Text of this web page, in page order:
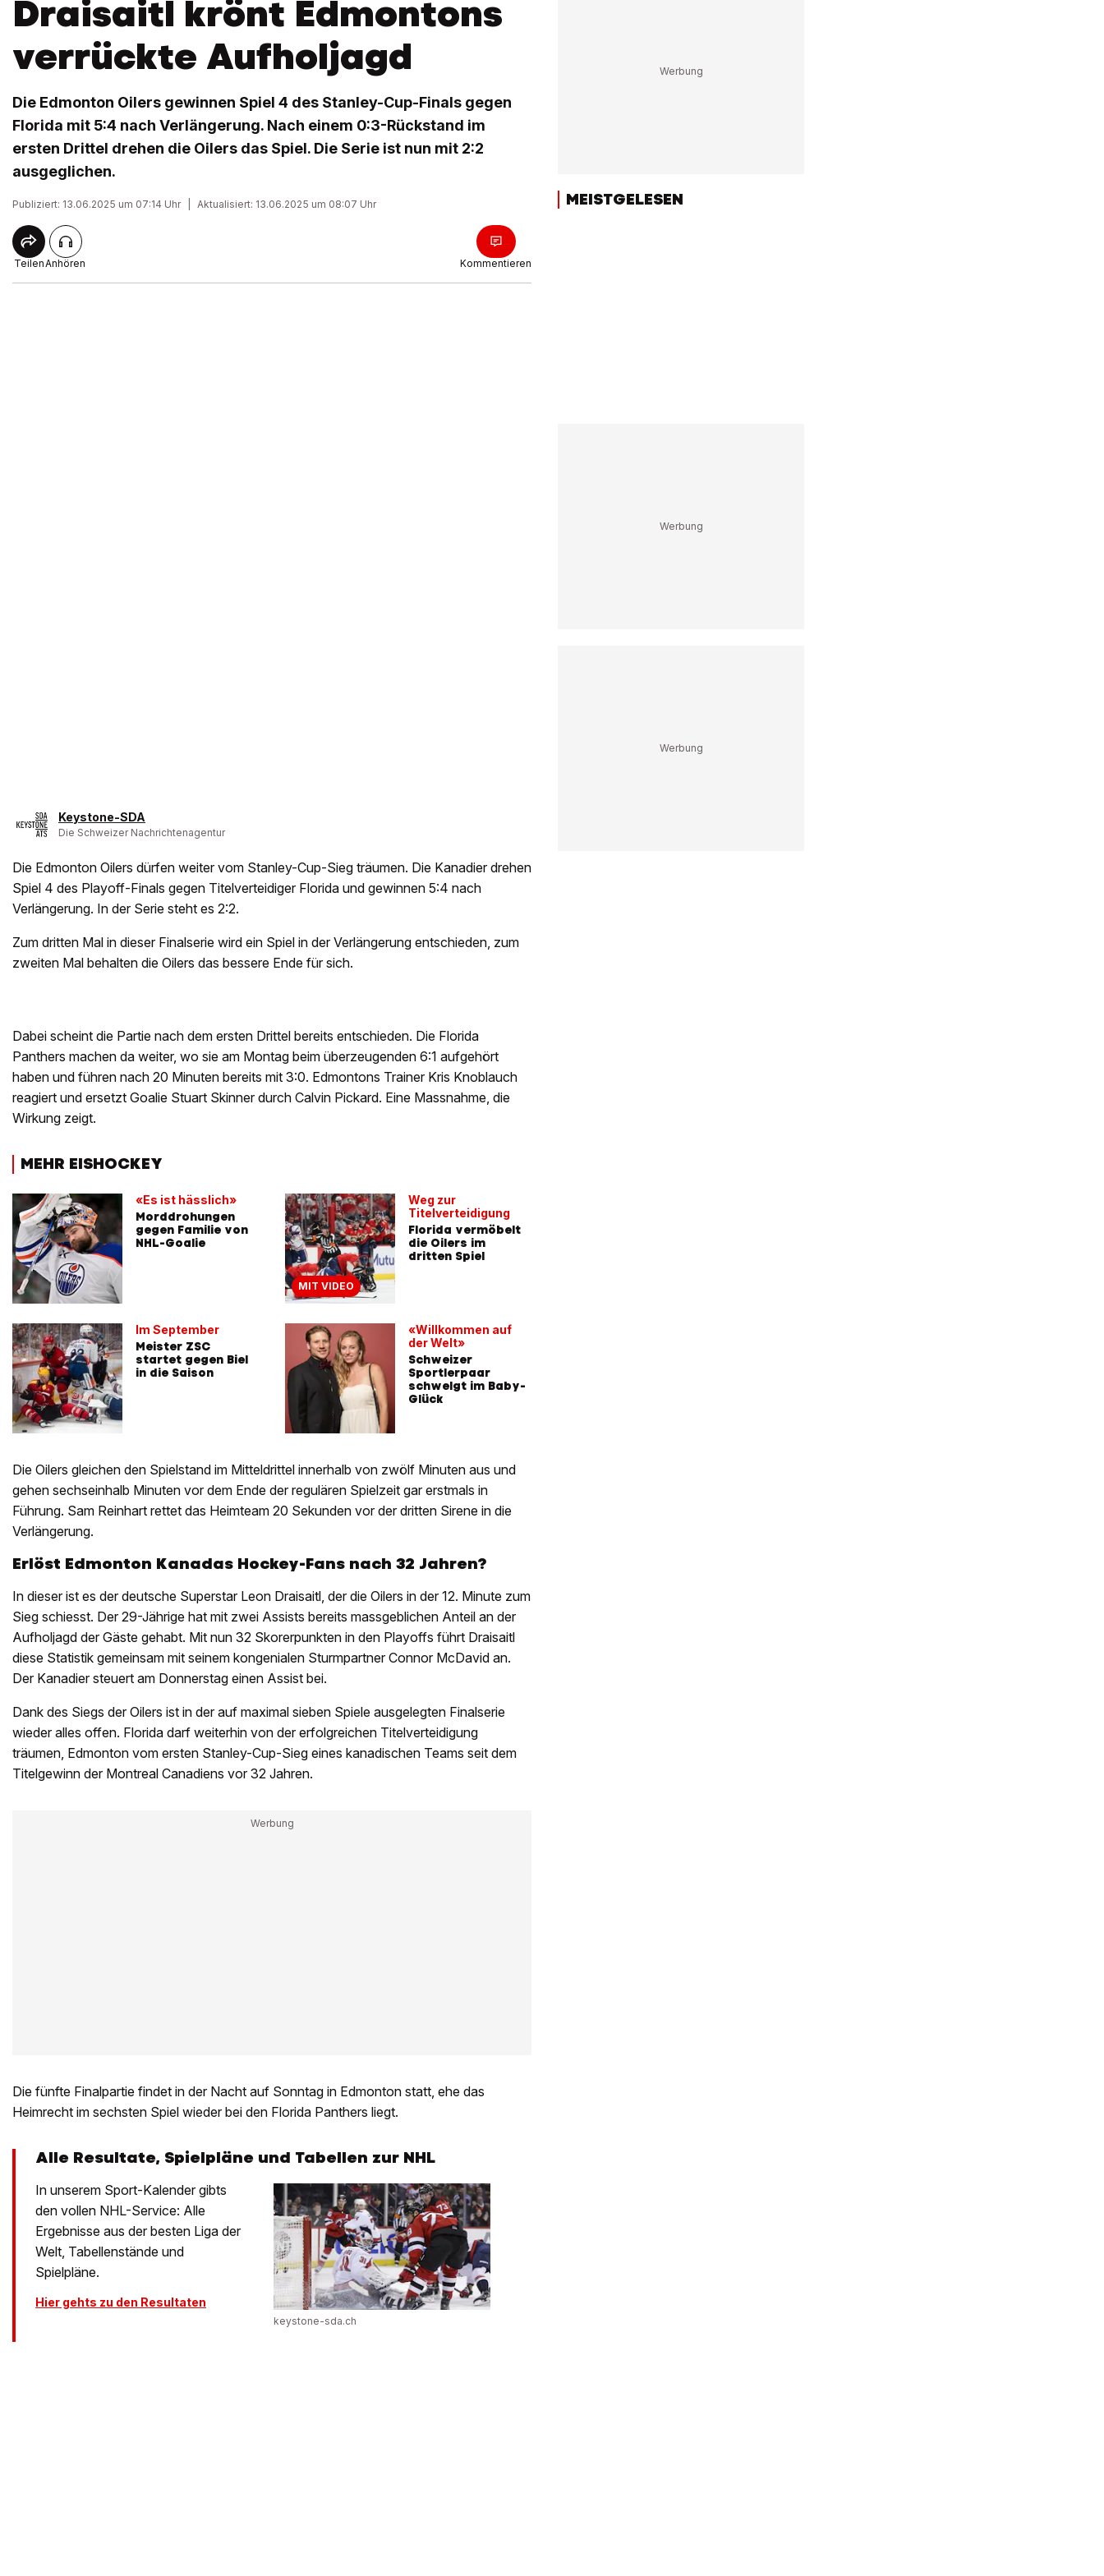
Draisaitl krönt Edmontons
verrückte Aufholjagd
Die Edmonton Oilers gewinnen Spiel 4 des Stanley-Cup-Finals gegen
Florida mit 5:4 nach Verlängerung. Nach einem 0:3-Rückstand im
ersten Drittel drehen die Oilers das Spiel. Die Serie ist nun mit 2:2
ausgeglichen.
Publiziert: 13.06.2025 um 07:14 Uhr Aktualisiert: 13.06.2025 um 08:07 Uhr
TeilenAnhören Kommentieren
Keystone-SDA
Die Schweizer Nachrichtenagentur
Die Edmonton Oilers dürfen weiter vom Stanley-Cup-Sieg träumen. Die Kanadier drehen
Spiel 4 des Playoff-Finals gegen Titelverteidiger Florida und gewinnen 5:4 nach
Verlängerung. In der Serie steht es 2:2.
Zum dritten Mal in dieser Finalserie wird ein Spiel in der Verlängerung entschieden, zum
zweiten Mal behalten die Oilers das bessere Ende für sich.
Dabei scheint die Partie nach dem ersten Drittel bereits entschieden. Die Florida
Panthers machen da weiter, wo sie am Montag beim überzeugenden 6:1 aufgehört
haben und führen nach 20 Minuten bereits mit 3:0. Edmontons Trainer Kris Knoblauch
reagiert und ersetzt Goalie Stuart Skinner durch Calvin Pickard. Eine Massnahme, die
Wirkung zeigt.
MEHR EISHOCKEY
«Es ist hässlich»
Morddrohungen
gegen Familie von
NHL-Goalie
Im September
Meister ZSC
startet gegen Biel
in die Saison
MIT VIDEO
Weg zur
Titelverteidigung
Florida vermöbelt
die Oilers im
dritten Spiel
«Willkommen auf
der Welt»
Schweizer
Sportlerpaar
schwelgt im Baby-
Glück
Die Oilers gleichen den Spielstand im Mitteldrittel innerhalb von zwölf Minuten aus und
gehen sechseinhalb Minuten vor dem Ende der regulären Spielzeit gar erstmals in
Führung. Sam Reinhart rettet das Heimteam 20 Sekunden vor der dritten Sirene in die
Verlängerung.
Erlöst Edmonton Kanadas Hockey-Fans nach 32 Jahren?
In dieser ist es der deutsche Superstar Leon Draisaitl, der die Oilers in der 12. Minute zum
Sieg schiesst. Der 29-Jährige hat mit zwei Assists bereits massgeblichen Anteil an der
Aufholjagd der Gäste gehabt. Mit nun 32 Skorerpunkten in den Playoffs führt Draisaitl
diese Statistik gemeinsam mit seinem kongenialen Sturmpartner Connor McDavid an.
Der Kanadier steuert am Donnerstag einen Assist bei.
Dank des Siegs der Oilers ist in der auf maximal sieben Spiele ausgelegten Finalserie
wieder alles offen. Florida darf weiterhin von der erfolgreichen Titelverteidigung
träumen, Edmonton vom ersten Stanley-Cup-Sieg eines kanadischen Teams seit dem
Titelgewinn der Montreal Canadiens vor 32 Jahren.
Die fünfte Finalpartie findet in der Nacht auf Sonntag in Edmonton statt, ehe das
Heimrecht im sechsten Spiel wieder bei den Florida Panthers liegt.
Alle Resultate, Spielpläne und Tabellen zur NHL
keystone-sda.ch
In unserem Sport-Kalender gibts
den vollen NHL-Service: Alle
Ergebnisse aus der besten Liga der
Welt, Tabellenstände und
Spielpläne.
Hier gehts zu den Resultaten
MEISTGELESEN